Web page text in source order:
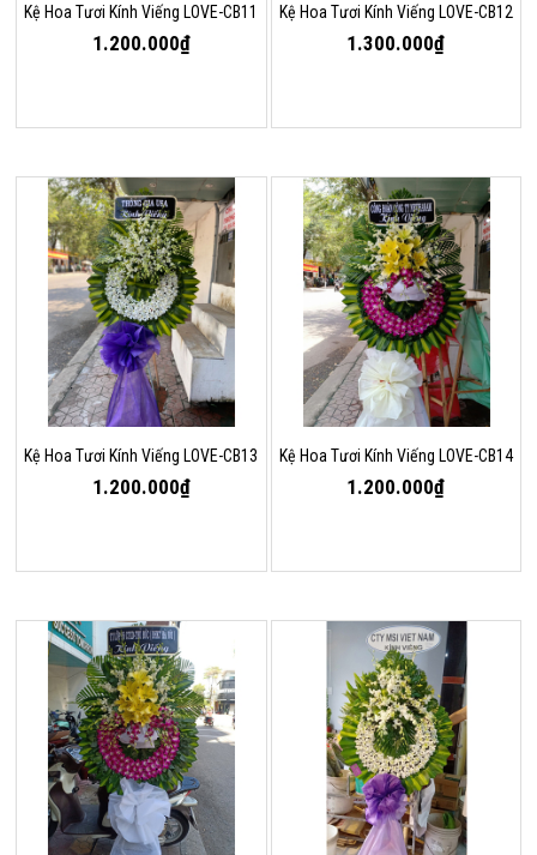
Kệ Hoa Tươi Kính Viếng LOVE-CB11
1.200.000₫
Kệ Hoa Tươi Kính Viếng LOVE-CB12
1.300.000₫
Kệ Hoa Tươi Kính Viếng LOVE-CB13
1.200.000₫
Kệ Hoa Tươi Kính Viếng LOVE-CB14
1.200.000₫